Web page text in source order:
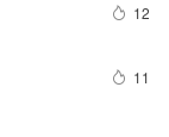
12
11